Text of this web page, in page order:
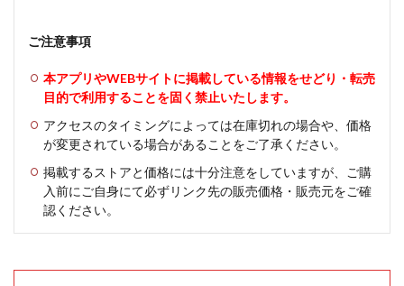
ご注意事項
本アプリやWEBサイトに掲載している情報をせどり・転売
目的で利用することを固く禁止いたします。
アクセスのタイミングによっては在庫切れの場合や、価格
が変更されている場合があることをご了承ください。
掲載するストアと価格には十分注意をしていますが、ご購
入前にご自身にて必ずリンク先の販売価格・販売元をご確
認ください。